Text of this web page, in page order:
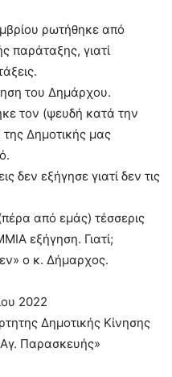
ρωτήθηκε από
παράταξης, γιατί
του Δημάρχου.
τον (ψευδή κατά την
Δημοτικής μας
δεν εξήγησε γιατί δεν τις
από εμάς) τέσσερις
εξήγηση. Γιατί;
ο κ. Δήμαρχος.
2022
Δημοτικής Κίνησης
Παρασκευής»